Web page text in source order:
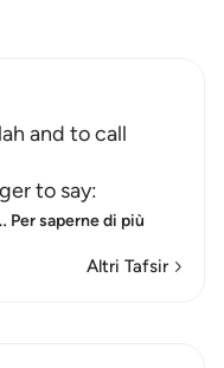
and to call
to say:
Per saperne di più
Altri Tafsir